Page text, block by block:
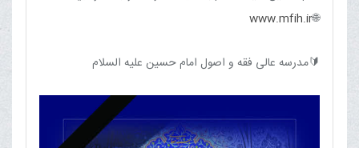
🌐
www.mfih.ir
🔰مدرسه عالی فقه و اصول امام حسين عليه السلام